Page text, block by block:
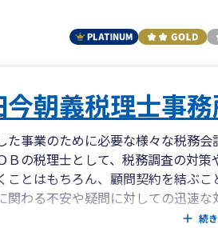
今朝義税理士事
た事業のために必要な様々な税務会
Ｂの税理士として、税務調査の対
ことはもちろん、顧問契約を結ぶ
関わる不安や疑問に対しての迅速な
相談は事業主の支援に関わることだ
続